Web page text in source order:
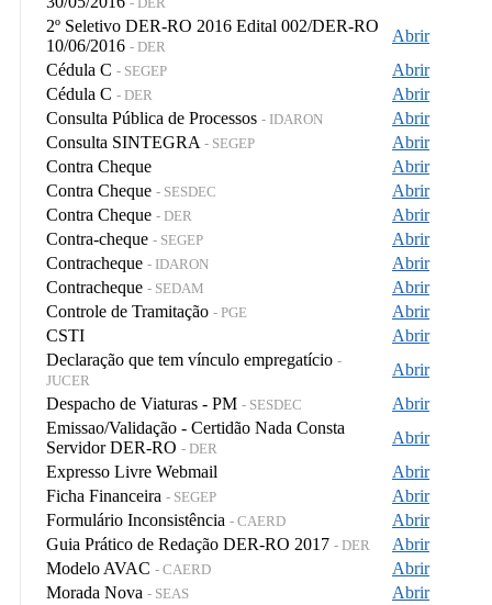
2º Seletivo DER-RO 2016 Edital 002/DER-RO
10/06/2016 - DER
Abrir
Cédula C - SEGEP
Abrir
Cédula C - DER
Abrir
Consulta Pública de Processos - IDARON
Abrir
Consulta SINTEGRA - SEGEP
Abrir
Contra Cheque
Abrir
Contra Cheque - SESDEC
Abrir
Contra Cheque - DER
Abrir
Contra-cheque - SEGEP
Abrir
Contracheque - IDARON
Abrir
Contracheque - SEDAM
Abrir
Controle de Tramitação - PGE
Abrir
CSTI
Abrir
Declaração que tem vínculo empregatício -
JUCER
Abrir
Despacho de Viaturas - PM - SESDEC
Abrir
Emissao/Validação - Certidão Nada Consta
Servidor DER-RO - DER
Abrir
Expresso Livre Webmail
Abrir
Ficha Financeira - SEGEP
Abrir
Formulário Inconsistência - CAERD
Abrir
Guia Prático de Redação DER-RO 2017 - DER
Abrir
Modelo AVAC - CAERD
Abrir
Morada Nova - SEAS
Abrir